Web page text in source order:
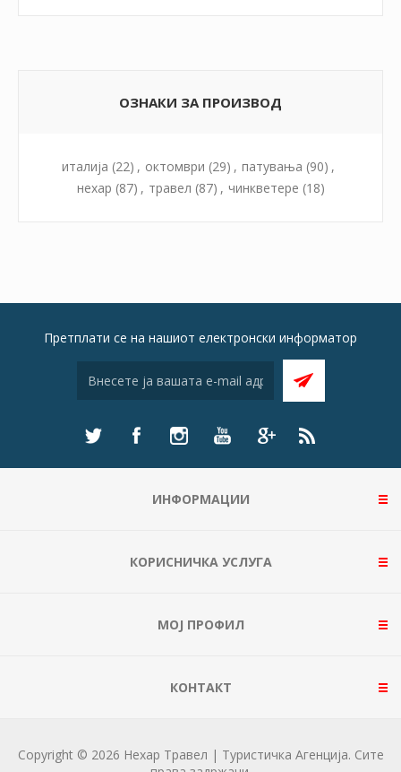
ОЗНАКИ ЗА ПРОИЗВОД
италија (22) , октомври (29) , патувања (90) ,
нехар (87) , травел (87) , чинкветере (18)
Претплати се на нашиот електронски информатор
ИНФОРМАЦИИ
КОРИСНИЧКА УСЛУГА
МОЈ ПРОФИЛ
КОНТАКТ
Copyright © 2026 Нехар Травел | Туристичка Агенција. Сите